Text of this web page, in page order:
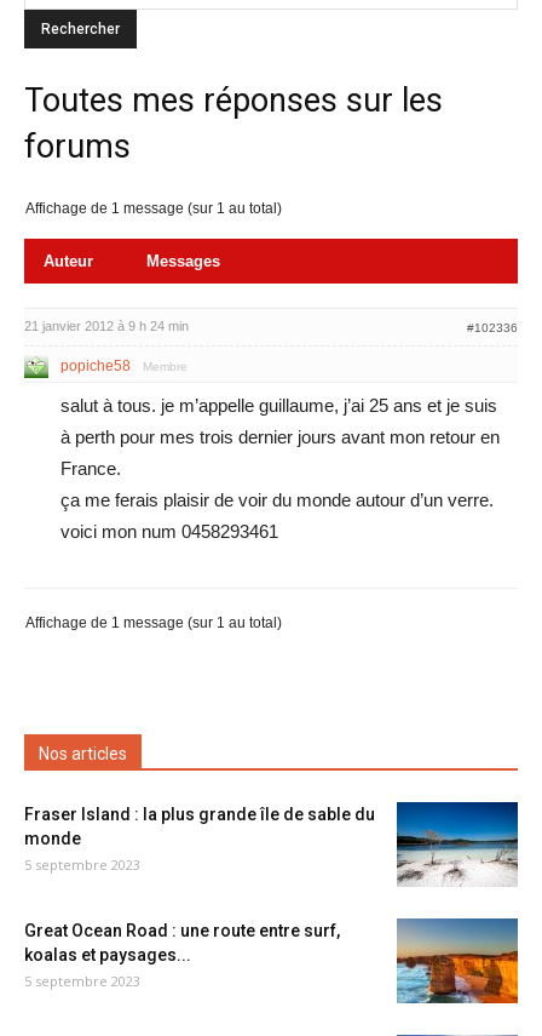
Toutes mes réponses sur les
forums
Affichage de 1 message (sur 1 au total)
Auteur Messages
21 janvier 2012 à 9 h 24 min #102336
popiche58 Membre
salut à tous. je m’appelle guillaume, j’ai 25 ans et je suis
à perth pour mes trois dernier jours avant mon retour en
France.
ça me ferais plaisir de voir du monde autour d’un verre.
voici mon num 0458293461
Affichage de 1 message (sur 1 au total)
Nos articles
Fraser Island : la plus grande île de sable du
monde
5 septembre 2023
Great Ocean Road : une route entre surf,
koalas et paysages...
5 septembre 2023